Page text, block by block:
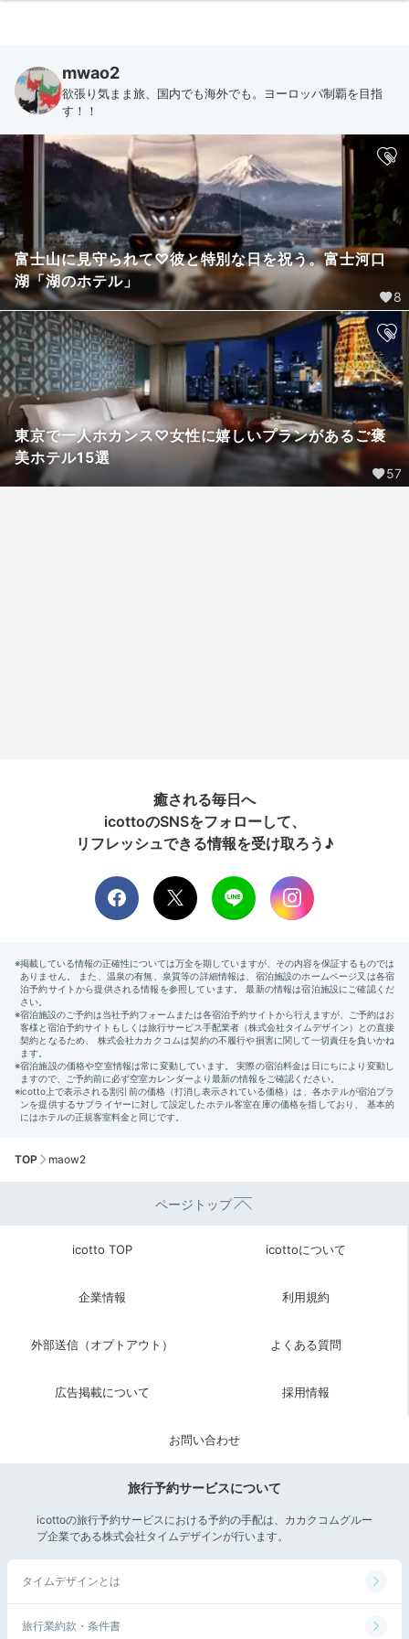
mwao2
欲張り気まま旅、国内でも海外でも。ヨーロッパ制覇を目指
す！！
富士山に見守られて♡彼と特別な日を祝う。富士河口
湖「湖のホテル」
8
東京で一人ホカンス♡女性に嬉しいプランがあるご褒
美ホテル15選
57
癒される毎日へ
icottoのSNSをフォローして、
リフレッシュできる情報を受け取ろう♪
TOP maow2
ページトップ
icotto TOP icottoについて
企業情報 利用規約
外部送信（オプトアウト） よくある質問
広告掲載について 採用情報
お問い合わせ
旅行予約サービスについて
icottoの旅行予約サービスにおける予約の手配は、カカクコムグルー
プ企業である株式会社タイムデザインが行います。
タイムデザインとは
旅行業約款・条件書